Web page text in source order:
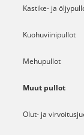
Kastike- ja
Kuohuviinipullot
Mehupullot
Muut pullot
Olut- ja